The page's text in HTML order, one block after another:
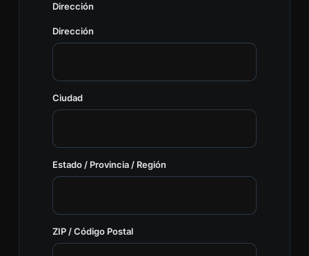
Dirección
Dirección
Ciudad
Estado / Provincia / Región
ZIP / Código Postal